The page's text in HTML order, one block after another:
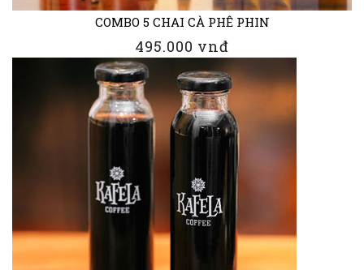
COMBO 5 CHAI CÀ PHÊ PHIN
495.000 vnđ